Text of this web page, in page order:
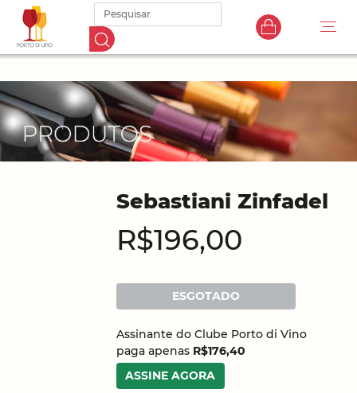
Sebastiani Zinfadel
R$196,00
ESGOTADO
Assinante do Clube Porto di Vino
paga apenas R$176,40
ASSINE AGORA